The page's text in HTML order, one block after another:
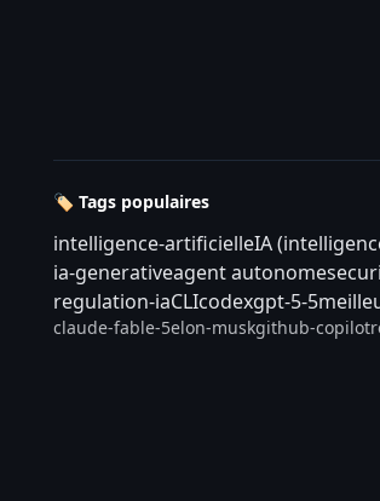
🏷️ Tags populaires
intelligence-artificielleIA
ia-generativeagent autonome
regulation-iaCLIcodexgpt-5-5
claude-fable-5elon-muskgithub-copilot